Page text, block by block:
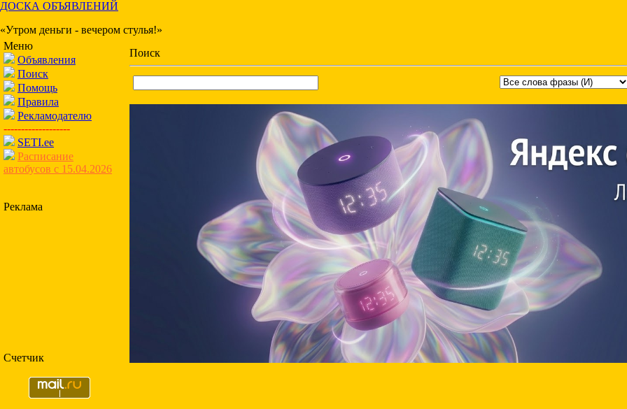
ДОСКА ОБЪЯВЛЕНИЙ
«Утром деньги - вечером стулья!»
Меню
Объявления
Поиск
Помощь
Правила
Рекламодателю
-------------------
SETI.ee
Расписание
автобусов с 15.04.2026
Реклама
Счетчик
Поиск